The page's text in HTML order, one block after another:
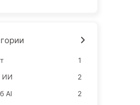
цифровые империи бе
время сосредоточенн
ИИ166
1
ИИ
2
AI
2